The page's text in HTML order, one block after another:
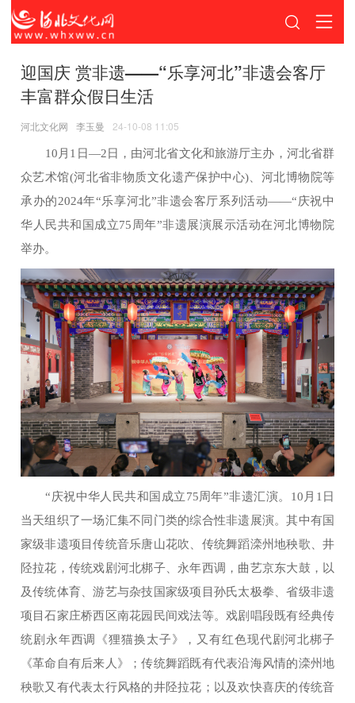
迎国庆 赏非遗——“乐享河北”非遗会客厅
丰富群众假日生活
河北文化网 李玉曼 24-10-08 11:05
10月1日—2日，由河北省文化和旅游厅主办，河北省群
众艺术馆(河北省非物质文化遗产保护中心)、河北博物院等
承办的2024年“乐享河北”非遗会客厅系列活动——“庆祝中
华人民共和国成立75周年”非遗展演展示活动在河北博物院
举办。
“庆祝中华人民共和国成立75周年”非遗汇演。10月1日
当天组织了一场汇集不同门类的综合性非遗展演。其中有国
家级非遗项目传统音乐唐山花吹、传统舞蹈滦州地秧歌、井
陉拉花，传统戏剧河北梆子、永年西调，曲艺京东大鼓，以
及传统体育、游艺与杂技国家级项目孙氏太极拳、省级非遗
项目石家庄桥西区南花园民间戏法等。戏剧唱段既有经典传
统剧永年西调《狸猫换太子》，又有红色现代剧河北梆子
《革命自有后来人》；传统舞蹈既有代表沿海风情的滦州地
秧歌又有代表太行风格的井陉拉花；以及欢快喜庆的传统音